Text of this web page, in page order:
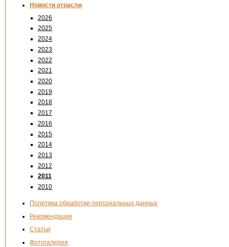
Новости отрасли
2026
2025
2024
2023
2022
2021
2020
2019
2018
2017
2016
2015
2014
2013
2012
2011
2010
Политика обработки персональных данных
Рекомендации
Статьи
Фотогалерея